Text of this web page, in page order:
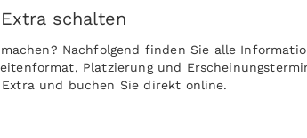
schalten
Nachfolgend finden Sie alle
Platzierung und
und buchen Sie direkt online.